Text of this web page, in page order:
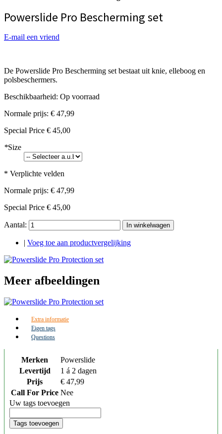
Powerslide Pro Bescherming set
E-mail een vriend
De Powerslide Pro Bescherming set bestaat uit knie, elleboog en
polsbeschermers.
Beschikbaarheid: Op voorraad
Normale prijs: € 47,99
Special Price € 45,00
*Size
* Verplichte velden
Normale prijs: € 47,99
Special Price € 45,00
Aantal: In winkelwagen
| Voeg toe aan productvergelijking
Meer afbeeldingen
Extra informatie
Eigen tags
Questions
Merken
Powerslide
Levertijd
1 á 2 dagen
Prijs
€ 47,99
Call For Price Nee
Uw tags toevoegen
Tags toevoegen